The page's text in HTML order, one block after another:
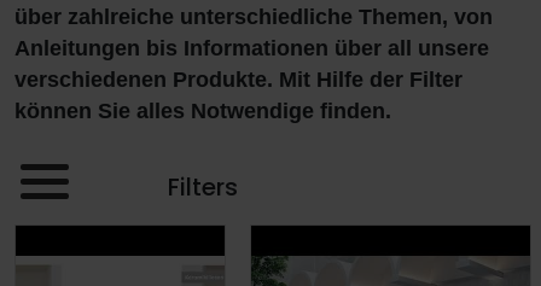
über zahlreiche unterschiedliche Themen, von
Anleitungen bis Informationen über all unsere
verschiedenen Produkte. Mit Hilfe der Filter
können Sie alles Notwendige finden.
Filters